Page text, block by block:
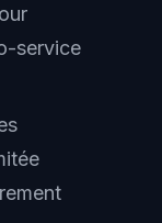
service